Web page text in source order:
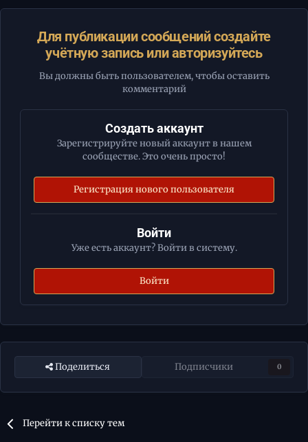
Для публикации сообщений создайте
учётную запись или авторизуйтесь
Вы должны быть пользователем, чтобы оставить
комментарий
Создать аккаунт
Зарегистрируйте новый аккаунт в нашем
сообществе. Это очень просто!
Регистрация нового пользователя
Войти
Уже есть аккаунт? Войти в систему.
Войти
Поделиться Подписчики 0
Перейти к списку тем